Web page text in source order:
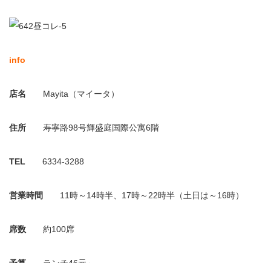
info
店名 Mayita（マイータ）
住所 寿寧路98号輝盛庭国際公寓6階
TEL 6334-3288
営業時間 11時～14時半、17時～22時半（土日は～16時）
席数 約100席